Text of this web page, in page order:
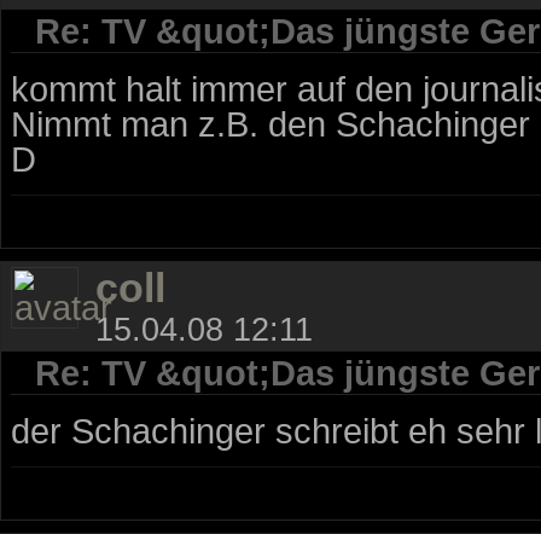
Re: TV &quot;Das jüngste
kommt halt immer auf den
Nimmt man z.B. den
D
coll
15.04.08 12:11
Re: TV &quot;Das jüngste
der Schachinger schreibt eh sehr